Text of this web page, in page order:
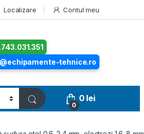
Localizare Contul meu
tehnice.ro
0
0 lei